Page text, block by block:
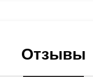
Отзывы